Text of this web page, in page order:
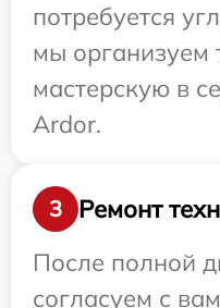
потребуется
мы организуем
мастерскую в
Ardor.
3
Ремонт
После полной
согласуем с